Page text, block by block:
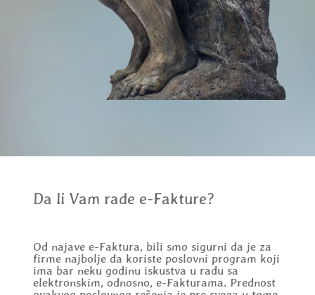
Da li Vam rade e-Fakture?
Od najave e-Faktura, bili smo sigurni da je za
firme najbolje da koriste poslovni program koji
ima bar neku godinu iskustva u radu sa
elektronskim, odnosno, e-Fakturama. Prednost